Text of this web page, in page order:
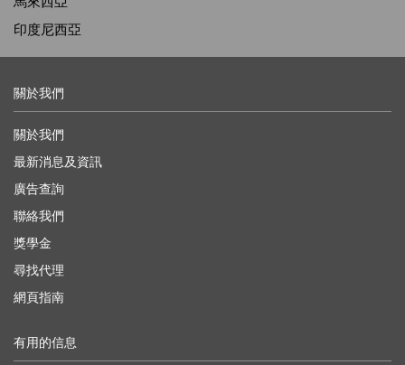
印度尼西亞
關於我們
關於我們
最新消息及資訊
廣告查詢
聯絡我們
獎學金
尋找代理
網頁指南
有用的信息